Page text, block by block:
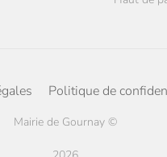
Politique de
Mairie de Gournay ©